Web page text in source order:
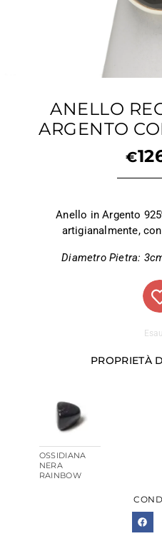
ANELLO
ARGENTO
€
Anello in Argento
artigianalmente,
Diametro Pietra:
PROPRIETÀ
OSSIDIANA
NERA
RAINBOW